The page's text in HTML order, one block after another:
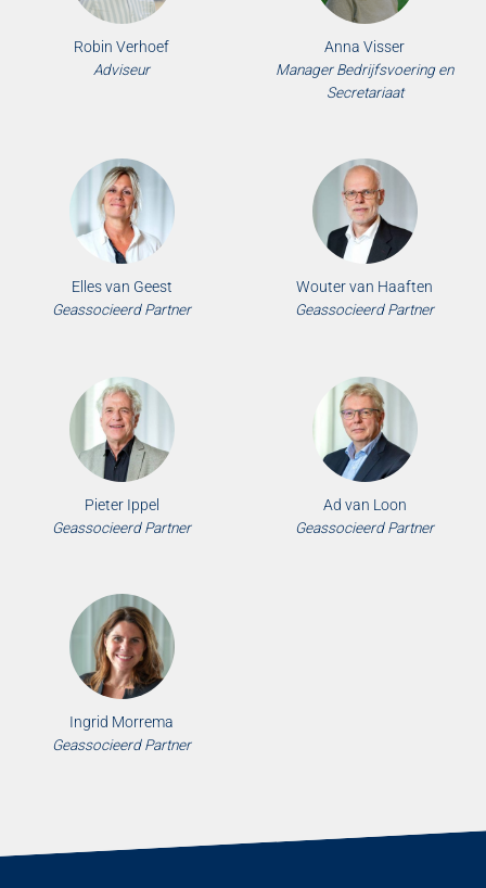
Robin Verhoef
Adviseur
Anna Visser
Manager Bedrijfsvoering en
Secretariaat
Elles van Geest
Geassocieerd Partner
Wouter van Haaften
Geassocieerd Partner
Pieter Ippel
Geassocieerd Partner
Ad van Loon
Geassocieerd Partner
Ingrid Morrema
Geassocieerd Partner